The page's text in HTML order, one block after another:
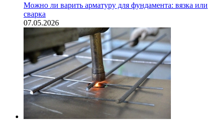
Можно ли варить арматуру для фундамента: вязка или
сварка
07.05.2026